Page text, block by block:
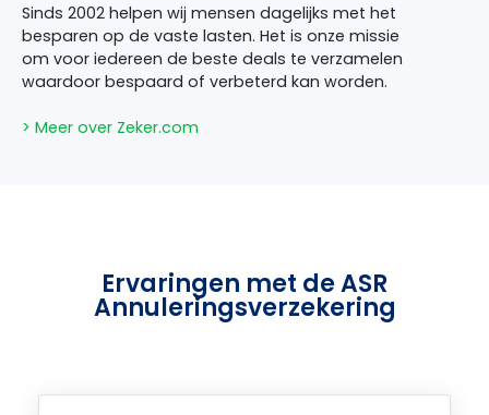
Sinds 2002 helpen wij mensen dagelijks met het
besparen op de vaste lasten. Het is onze missie
om voor iedereen de beste deals te verzamelen
waardoor bespaard of verbeterd kan worden.
> Meer over Zeker.com
Ervaringen met de ASR
Annuleringsverzekering